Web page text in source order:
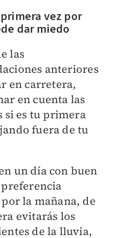
vez por
dar miedo
las
anteriores
en carretera,
en cuenta las
si es tu primera
fuera de tu
un día con buen
la mañana, de
evitarás los
de la lluvia,